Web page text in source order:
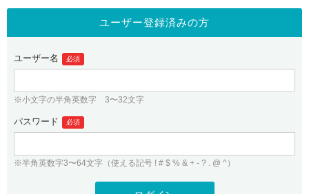
.jpドメインオークション
gTLDオークション NEW!
.jpドメインバックオーダー
プレミアムドメイン
人気ドメインの種類
WHOIS検索
紹介制度
バリュードメインAPI
ドメイン・ホスティングOEM
ログイン
従来のバリュードメインをご利用希望の方
Value Domainにログイン
ユーザー登録
ユーザー登録済みの方
ユーザー名 必須
※小文字の半角英数字 3〜32文字
パスワード 必須
※半角英数字3〜64文字（使える記号 ! # $ % & + - ? . @ ^）